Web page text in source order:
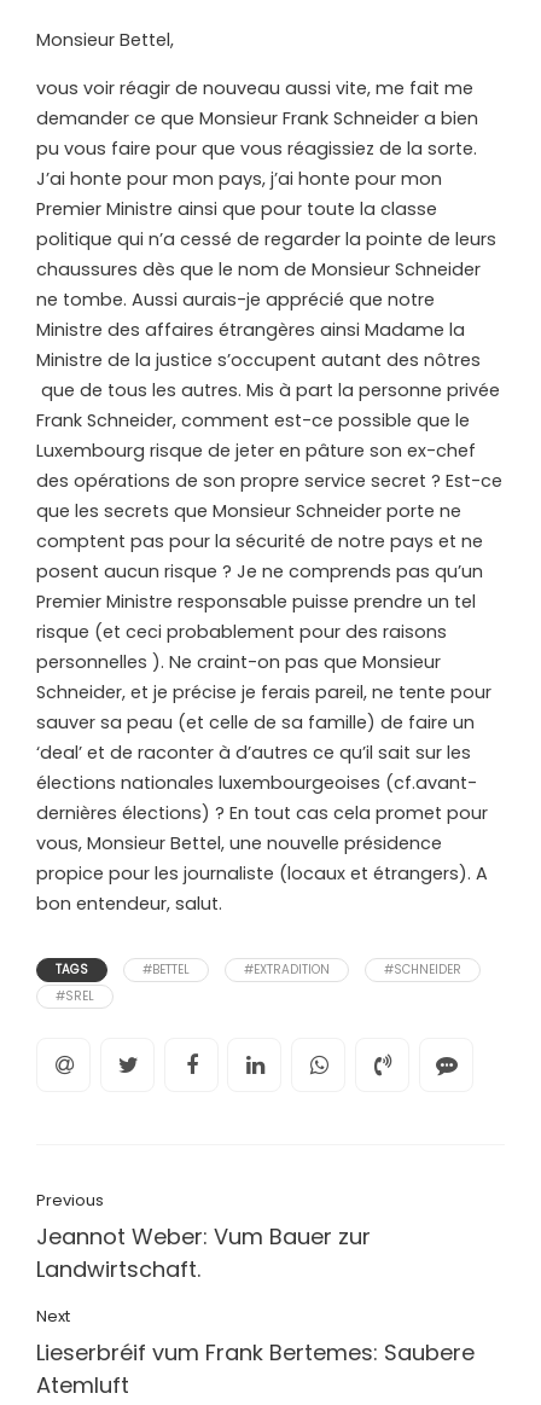
Monsieur Bettel,
vous voir réagir de nouveau aussi vite, me fait me
demander ce que Monsieur Frank Schneider a bien
pu vous faire pour que vous réagissiez de la sorte.
J’ai honte pour mon pays, j’ai honte pour mon
Premier Ministre ainsi que pour toute la classe
politique qui n’a cessé de regarder la pointe de leurs
chaussures dès que le nom de Monsieur Schneider
ne tombe. Aussi aurais-je apprécié que notre
Ministre des affaires étrangères ainsi Madame la
Ministre de la justice s’occupent autant des nôtres
que de tous les autres. Mis à part la personne privée
Frank Schneider, comment est-ce possible que le
Luxembourg risque de jeter en pâture son ex-chef
des opérations de son propre service secret ? Est-ce
que les secrets que Monsieur Schneider porte ne
comptent pas pour la sécurité de notre pays et ne
posent aucun risque ? Je ne comprends pas qu’un
Premier Ministre responsable puisse prendre un tel
risque (et ceci probablement pour des raisons
personnelles ). Ne craint-on pas que Monsieur
Schneider, et je précise je ferais pareil, ne tente pour
sauver sa peau (et celle de sa famille) de faire un
‘deal’ et de raconter à d’autres ce qu’il sait sur les
élections nationales luxembourgeoises (cf.avant-
dernières élections) ? En tout cas cela promet pour
vous, Monsieur Bettel, une nouvelle présidence
propice pour les journaliste (locaux et étrangers). A
bon entendeur, salut.
TAGS #BETTEL #EXTRADITION
#SCHNEIDER
#SREL
Previous
Jeannot Weber: Vum Bauer zur
Landwirtschaft.
Next
Lieserbréif vum Frank Bertemes: Saubere
Atemluft